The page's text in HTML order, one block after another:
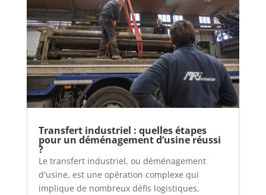
Transfert industriel : quelles étapes
pour un déménagement d’usine réussi
?
Le transfert industriel, ou déménagement
d'usine, est une opération complexe qui
implique de nombreux défis logistiques,